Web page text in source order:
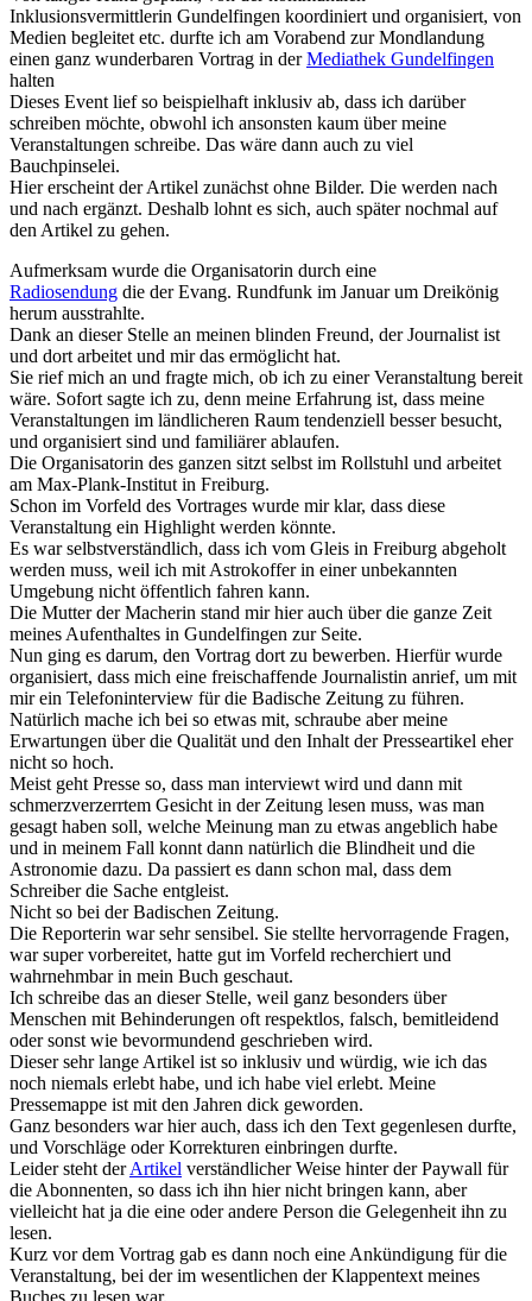
Inklusionsvermittlerin Gundelfingen koordiniert und organisiert, von
Medien begleitet etc. durfte ich am Vorabend zur Mondlandung
einen ganz wunderbaren Vortrag in derMediathek Gundelfingen
halten
Dieses Event lief so beispielhaft inklusiv ab, dass ich darüber
schreiben möchte, obwohl ich ansonsten kaum über meine
Veranstaltungen schreibe. Das wäre dann auch zu viel
Bauchpinselei.
Hier erscheint der Artikel zunächst ohne Bilder. Die werden nach
und nach ergänzt. Deshalb lohnt es sich, auch später nochmal auf
den Artikel zu gehen.
Aufmerksam wurde die Organisatorin durch eine
Radiosendung die der Evang. Rundfunk im Januar um Dreikönig
herum ausstrahlte.
Dank an dieser Stelle an meinen blinden Freund, der Journalist ist
und dort arbeitet und mir das ermöglicht hat.
Sie rief mich an und fragte mich, ob ich zu einer Veranstaltung bereit
wäre. Sofort sagte ich zu, denn meine Erfahrung ist, dass meine
Veranstaltungen im ländlicheren Raum tendenziell besser besucht,
und organisiert sind und familiärer ablaufen.
Die Organisatorin des ganzen sitzt selbst im Rollstuhl und arbeitet
am Max-Plank-Institut in Freiburg.
Schon im Vorfeld des Vortrages wurde mir klar, dass diese
Veranstaltung ein Highlight werden könnte.
Es war selbstverständlich, dass ich vom Gleis in Freiburg abgeholt
werden muss, weil ich mit Astrokoffer in einer unbekannten
Umgebung nicht öffentlich fahren kann.
Die Mutter der Macherin stand mir hier auch über die ganze Zeit
meines Aufenthaltes in Gundelfingen zur Seite.
Nun ging es darum, den Vortrag dort zu bewerben. Hierfür wurde
organisiert, dass mich eine freischaffende Journalistin anrief, um mit
mir ein Telefoninterview für die Badische Zeitung zu führen.
Natürlich mache ich bei so etwas mit, schraube aber meine
Erwartungen über die Qualität und den Inhalt der Presseartikel eher
nicht so hoch.
Meist geht Presse so, dass man interviewt wird und dann mit
schmerzverzerrtem Gesicht in der Zeitung lesen muss, was man
gesagt haben soll, welche Meinung man zu etwas angeblich habe
und in meinem Fall konnt dann natürlich die Blindheit und die
Astronomie dazu. Da passiert es dann schon mal, dass dem
Schreiber die Sache entgleist.
Nicht so bei der Badischen Zeitung.
Die Reporterin war sehr sensibel. Sie stellte hervorragende Fragen,
war super vorbereitet, hatte gut im Vorfeld recherchiert und
wahrnehmbar in mein Buch geschaut.
Ich schreibe das an dieser Stelle, weil ganz besonders über
Menschen mit Behinderungen oft respektlos, falsch, bemitleidend
oder sonst wie bevormundend geschrieben wird.
Dieser sehr lange Artikel ist so inklusiv und würdig, wie ich das
noch niemals erlebt habe, und ich habe viel erlebt. Meine
Pressemappe ist mit den Jahren dick geworden.
Ganz besonders war hier auch, dass ich den Text gegenlesen durfte,
und Vorschläge oder Korrekturen einbringen durfte.
Leider steht derArtikel verständlicher Weise hinter der Paywall für
die Abonnenten, so dass ich ihn hier nicht bringen kann, aber
vielleicht hat ja die eine oder andere Person die Gelegenheit ihn zu
lesen.
Kurz vor dem Vortrag gab es dann noch eine Ankündigung für die
Veranstaltung, bei der im wesentlichen der Klappentext meines
Buches zu lesen war.